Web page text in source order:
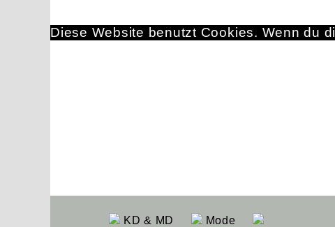
KD & MD Mode
Diese Website benutzt Cookies. Wenn du